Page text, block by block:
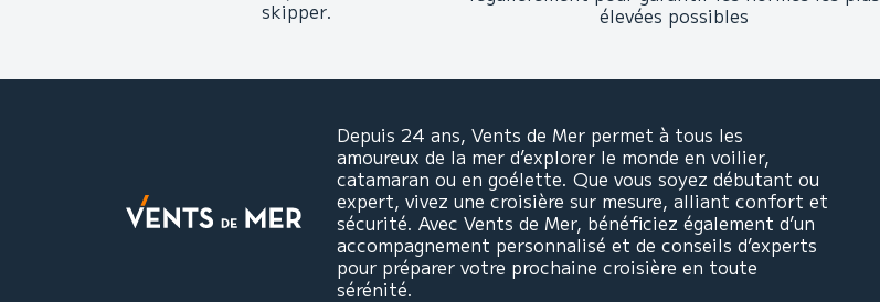
skipper.
élevées possibles
Depuis 24 ans, Vents de Mer permet à tous les
amoureux de la mer d’explorer le monde en voilier,
catamaran ou en goélette. Que vous soyez débutant ou
expert, vivez une croisière sur mesure, alliant confort et
sécurité. Avec Vents de Mer, bénéficiez également d’un
accompagnement personnalisé et de conseils d’experts
pour préparer votre prochaine croisière en toute
sérénité.